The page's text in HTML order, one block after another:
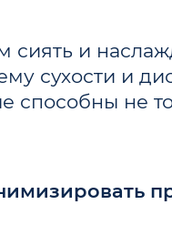
сиять и
сухости и
не